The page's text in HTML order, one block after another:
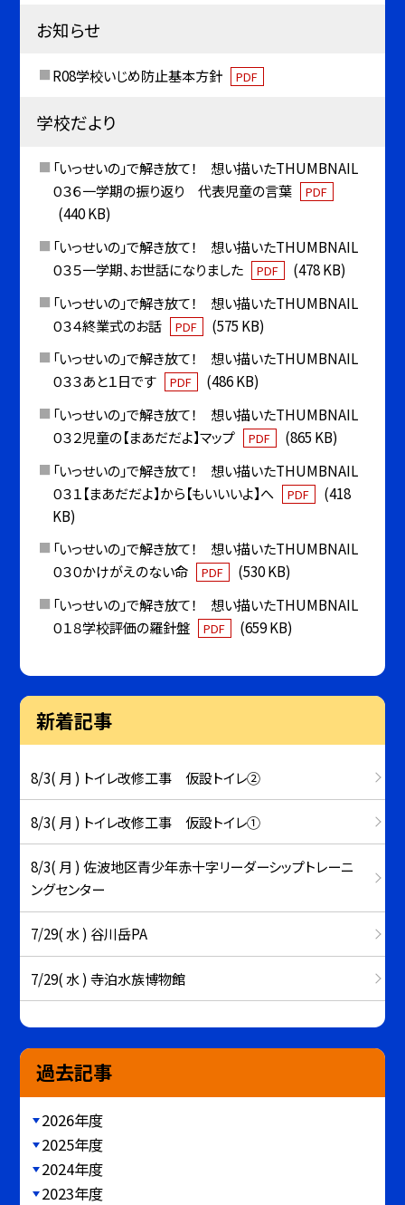
お知らせ
R08学校いじめ防止基本方針 PDF
学校だより
「いっせいの」で解き放て！ 想い描いたTHUMBNAIL
０３６一学期の振り返り 代表児童の言葉
PDF
(440 KB)
「いっせいの」で解き放て！ 想い描いたTHUMBNAIL
０３５一学期、お世話になりました
PDF
(478 KB)
「いっせいの」で解き放て！ 想い描いたTHUMBNAIL
０３４終業式のお話
PDF
(575 KB)
「いっせいの」で解き放て！ 想い描いたTHUMBNAIL
０３３あと１日です
PDF
(486 KB)
「いっせいの」で解き放て！ 想い描いたTHUMBNAIL
０３２児童の【まあだだよ】マップ
PDF
(865 KB)
「いっせいの」で解き放て！ 想い描いたTHUMBNAIL
０３１【まあだだよ】から【もいいいよ】へ
PDF
(418
KB)
「いっせいの」で解き放て！ 想い描いたTHUMBNAIL
０３０かけがえのない命
PDF
(530 KB)
「いっせいの」で解き放て！ 想い描いたTHUMBNAIL
０１８学校評価の羅針盤
PDF (659 KB)
新着記事
8/3( 月 ) トイレ改修工事 仮設トイレ②
8/3( 月 ) トイレ改修工事 仮設トイレ①
8/3( 月 ) 佐波地区青少年赤十字リーダーシップトレーニ
ングセンター
7/29( 水 ) 谷川岳PA
7/29( 水 ) 寺泊水族博物館
過去記事
2026年度
2025年度
2024年度
2023年度